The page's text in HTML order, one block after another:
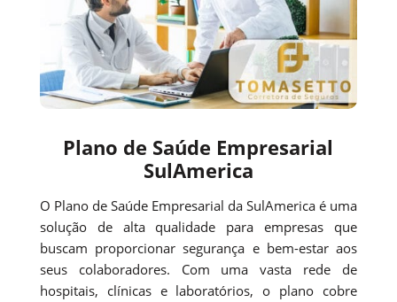
Plano de Saúde Empresarial
SulAmerica
O Plano de Saúde Empresarial da SulAmerica é uma
solução de alta qualidade para empresas que
buscam proporcionar segurança e bem-estar aos
seus colaboradores. Com uma vasta rede de
hospitais, clínicas e laboratórios, o plano cobre